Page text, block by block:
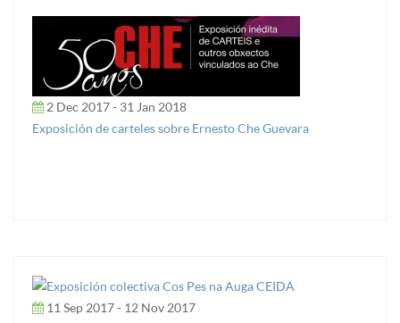
2 Dec 2017 - 31 Jan 2018
Exposición de carteles sobre Ernesto Che Guevara
11 Sep 2017 - 12 Nov 2017